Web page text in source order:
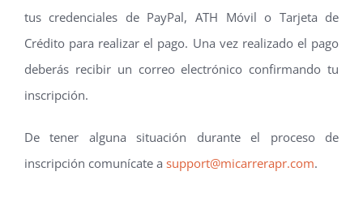
tus credenciales de PayPal, ATH Móvil o Tarjeta de
Crédito para realizar el pago. Una vez realizado el pago
deberás recibir un correo electrónico confirmando tu
inscripción.
De tener alguna situación durante el proceso de
inscripción comunícate a support@micarrerapr.com.